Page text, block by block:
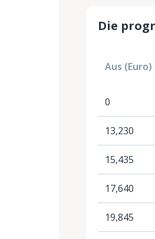
Die
Aus (Euro)
0
13,230
15,435
17,640
19,845